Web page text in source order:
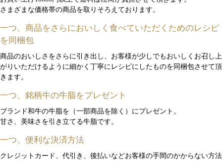
さまざまな価格帯の商品を取りそろえております。
一つ、商品をさらにおいしく食べていただくためのレシピ
を同梱包
商品のおいしさをさらに引き出し、お客様が少しでもおいしくお召し上
がりいただけるように細かく丁寧にレシピにしたものを同梱包させて頂
きます。
一つ、銘柄牛の牛脂をプレゼント
ブランド和牛の牛脂を（一部商品を除く）にプレゼント。
甘さ、美味さを引き立てる牛脂です。
一つ、便利な決済方法
クレジットカード、代引き、後払いなどお客様の手間のかからない方法